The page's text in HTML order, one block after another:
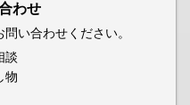
わせ
い合わせください。
談
物